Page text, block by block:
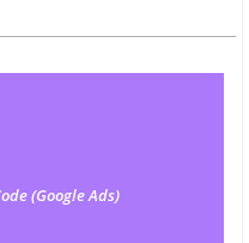
(Google Ads)